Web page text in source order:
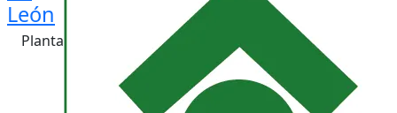
León
Planta